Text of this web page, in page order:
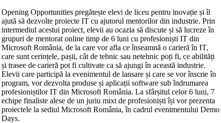
Opening Opportunities pregătește elevi de liceu pentru inovație și îi
ajută să dezvolte proiecte IT cu ajutorul mentorilor din industrie. Prin
intermediul acestui proiect, elevii au ocazia să discute și să lucreze în
grupuri de mentorat online timp de 6 luni cu profesioniști IT din
Microsoft România, de la care vor afla ce înseamnă o carieră în IT,
care sunt cerințele, pașii, cât de tehnic sau netehnic poți fi, ce abilități
și trasee de carieră pot fi cultivate ca să ajungi în această industrie.
Elevii care participă la evenimentul de lansare și care se vor înscrie în
program, vor dezvolta produse și aplicații software sub îndrumarea
profesioniștilor IT din Microsoft România. La sfârșitul celor 6 luni, 7
echipe finaliste alese de un juriu mixt de profesioniști își vor prezenta
proiectele la sediul Microsoft România, în cadrul evenimentului Demo
Days.